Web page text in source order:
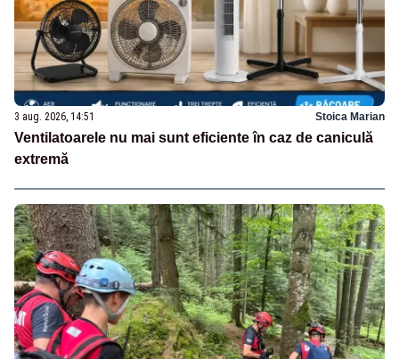
3 aug. 2026, 14:51 Stoica Marian
Ventilatoarele nu mai sunt eficiente în caz de caniculă
extremă